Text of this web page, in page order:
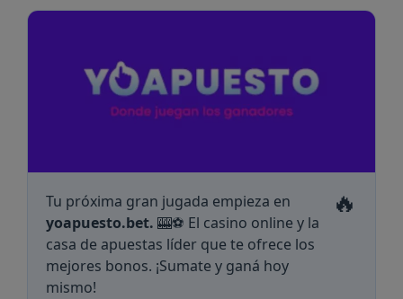
Tu próxima gran jugada empieza en
yoapuesto.bet. 🎰⚽ El casino online y la
casa de apuestas líder que te ofrece los
mejores bonos. ¡Sumate y ganá hoy
mismo!
🔥